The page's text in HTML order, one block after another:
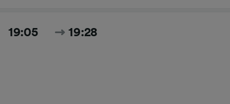
19:05 19:28